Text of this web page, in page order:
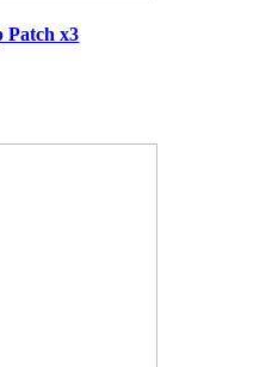
Patch x3